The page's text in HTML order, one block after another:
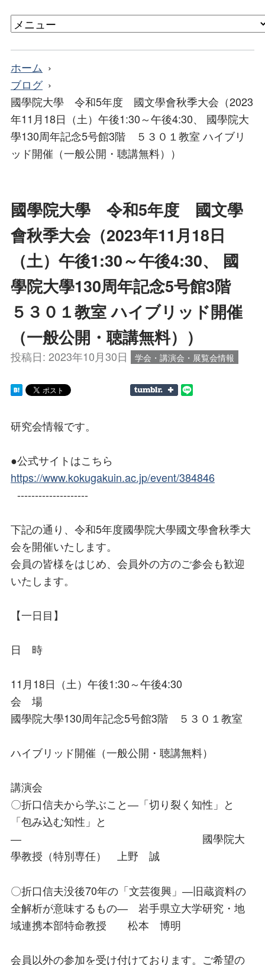
ホーム
ブログ
國學院大學 令和5年度 國文學會秋季大会（2023
年11月18日（土）午後1:30～午後4:30、 國學院大
學130周年記念5号館3階 ５３０１教室 ハイブリ
ッド開催（一般公開・聴講無料））
國學院大學 令和5年度 國文學
會秋季大会（2023年11月18日
（土）午後1:30～午後4:30、 國
學院大學130周年記念5号館3階
５３０１教室 ハイブリッド開催
（一般公開・聴講無料））
投稿日: 2023年10月30日 学会・講演会・展覧会情報
研究会情報です。
●公式サイトはこちら
https://www.kokugakuin.ac.jp/event/384846
--------------------
下記の通り、令和5年度國學院大學國文學會秋季大
会を開催いたします。
会員の皆様をはじめ、会員外の方のご参会も歓迎
いたします。
【一日目】
日 時
11月18日（土）午後1:30～午後4:30
会 場
國學院大學130周年記念5号館3階 ５３０１教室
ハイブリッド開催（一般公開・聴講無料）
講演会
〇折口信夫から学ぶこと―「切り裂く知性」と
「包み込む知性」と
― 國學院大
學教授（特別専任） 上野 誠
〇折口信夫没後70年の「文芸復興」―旧蔵資料の
全解析が意味するもの― 岩手県立大学研究・地
域連携本部特命教授 松本 博明
会員以外の参加を受け付けております。ご希望の